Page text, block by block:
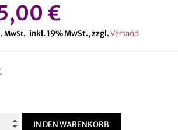
€
MwSt. inkl. 19% MwSt., zzgl.Versand
IN DEN WARENKORB